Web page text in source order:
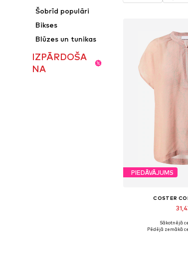
Šobrīd populāri
Bikses
Blūzes un tunikas
IZPĀRDOŠA
NA
PIEDĀVĀJUMS
COSTER
Pieejamie
Sākotnējā
Pēdējā zemākā